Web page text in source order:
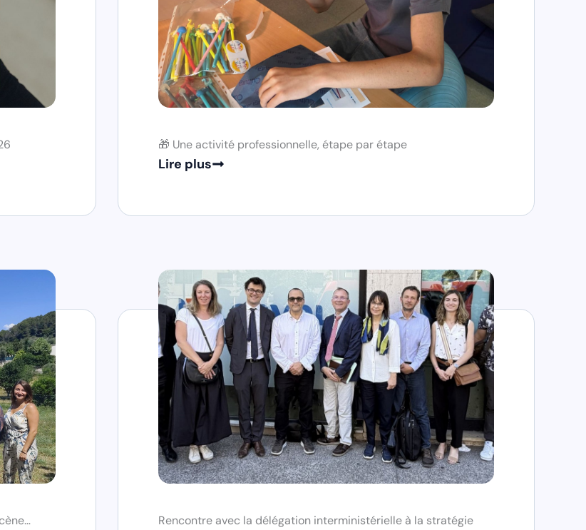
🎁 Une activité professionnelle, étape par étape
Lire plus
Rencontre avec la délégation interministérielle à la stratégie